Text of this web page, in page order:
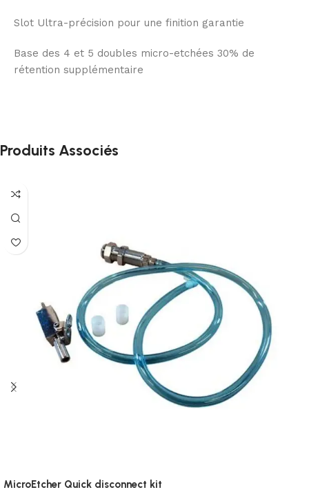
Slot Ultra-précision pour une finition garantie
Base des 4 et 5 doubles micro-etchées 30% de
rétention supplémentaire
Produits Associés
MicroEtcher Quick disconnect kit